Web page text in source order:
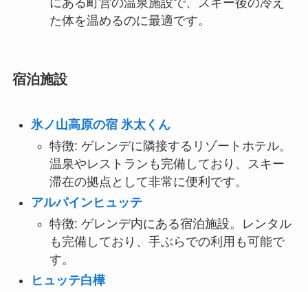
た体を温めるのに最適です。
宿泊施設
氷ノ山高原の宿 氷太くん
特徴: ゲレンデに隣接するリゾートホテル。
温泉やレストランも完備しており、スキー
滞在の拠点として非常に便利です。
アルパインヒュッテ
特徴: ゲレンデ内にある宿泊施設。レンタル
も完備しており、手ぶらでの利用も可能で
す。
ヒュッテ白樺